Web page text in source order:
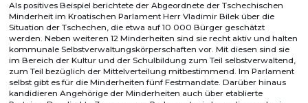
Als positives Beispiel berichtete der Abgeordnete der Tschechischen
Minderheit im Kroatischen Parlament Herr Vladimir Bilek über die
Situation der Tschechen, die etwa auf 10 000 Bürger geschätzt
werden. Neben weiteren 12 Minderheiten sind sie recht aktiv und halten
kommunale Selbstverwaltungskörperschaften vor. Mit diesen sind sie
im Bereich der Kultur und der Schulbildung zum Teil selbstverwaltend,
zum Teil bezüglich der Mittelverteilung mitbestimmend. Im Parlament
selbst gibt es für die Minderheiten fünf Festmandate. Darüber hinaus
kandidieren Angehörige der Minderheiten auch über etablierte